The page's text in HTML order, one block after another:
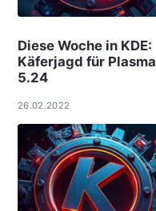
Diese Woche in KDE:
Käferjagd für Plasma
5.24
26.02.2022